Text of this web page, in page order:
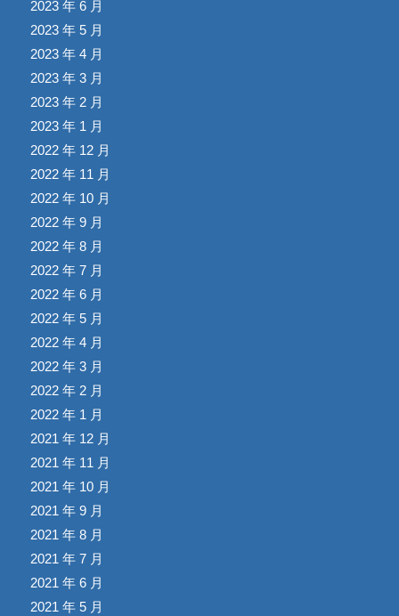
2023 年 6 月
2023 年 5 月
2023 年 4 月
2023 年 3 月
2023 年 2 月
2023 年 1 月
2022 年 12 月
2022 年 11 月
2022 年 10 月
2022 年 9 月
2022 年 8 月
2022 年 7 月
2022 年 6 月
2022 年 5 月
2022 年 4 月
2022 年 3 月
2022 年 2 月
2022 年 1 月
2021 年 12 月
2021 年 11 月
2021 年 10 月
2021 年 9 月
2021 年 8 月
2021 年 7 月
2021 年 6 月
2021 年 5 月